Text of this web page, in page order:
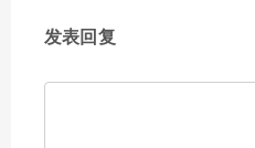
发表回复